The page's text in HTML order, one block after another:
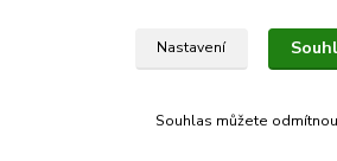
zpracováním osobních údajůza
Můžete se kdykoli odhlásit. Zasíláme
Nastavení
Souhlas můžete